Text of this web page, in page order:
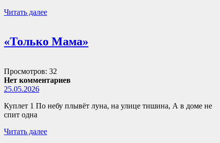
Читать далее
«Только Мама»
Просмотров: 32
Нет комментариев
25.05.2026
Куплет 1 По небу плывёт луна, на улице тишина, А в доме не
спит одна
Читать далее